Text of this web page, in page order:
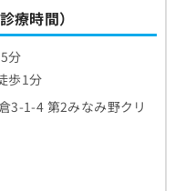
療時間）
分
歩1分
3-1-4 第2みなみ野クリ